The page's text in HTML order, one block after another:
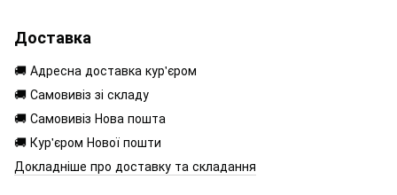
Доставка
🚚 Адресна доставка кур'єром
🚚 Самовивіз зі складу
🚚 Самовивіз Нова пошта
🚚 Кур'єром Нової пошти
Докладніше про доставку та складання